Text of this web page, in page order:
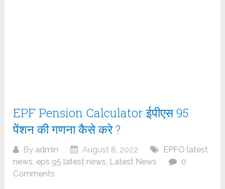
EPF Pension Calculator ईपीएस 95
पेंशन की गणना कैसे करे ?
By admin August 8, 2022
EPFO latest
news, eps 95 latest news, Latest News
0
Comments